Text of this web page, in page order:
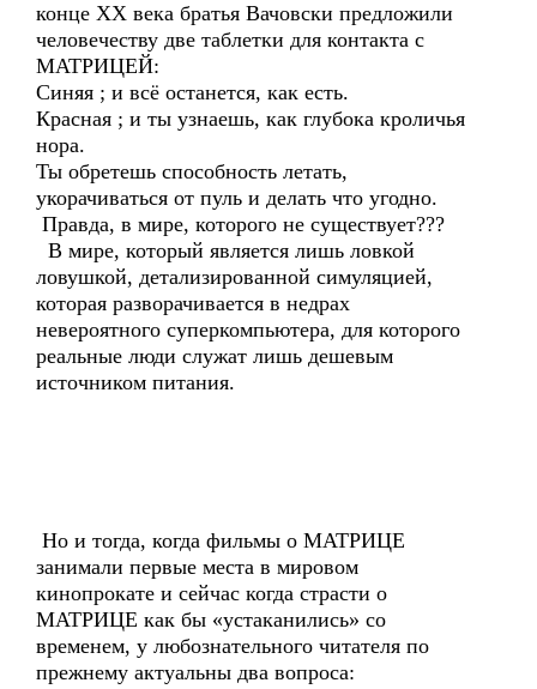
конце ХХ века братья Вачовски предложили
человечеству две таблетки для контакта с
МАТРИЦЕЙ:
Синяя ; и всё останется, как есть.
Красная ; и ты узнаешь, как глубока кроличья
нора.
Ты обретешь способность летать,
укорачиваться от пуль и делать что угодно.
Правда, в мире, которого не существует???
В мире, который является лишь ловкой
ловушкой, детализированной симуляцией,
которая разворачивается в недрах
невероятного суперкомпьютера, для которого
реальные люди служат лишь дешевым
источником питания.
Но и тогда, когда фильмы о МАТРИЦЕ
занимали первые места в мировом
кинопрокате и сейчас когда страсти о
МАТРИЦЕ как бы «устаканились» со
временем, у любознательного читателя по
прежнему актуальны два вопроса: